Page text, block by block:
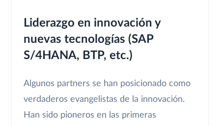
Liderazgo en innovación y
nuevas tecnologías (SAP
S/4HANA, BTP, etc.)
Algunos partners se han posicionado como
verdaderos evangelistas de la innovación.
Han sido pioneros en las primeras